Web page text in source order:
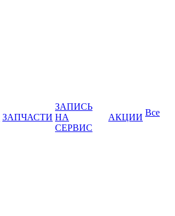
ЗАПЧАСТИ
ЗАПИСЬ
НА
СЕРВИС
АКЦИИ Все